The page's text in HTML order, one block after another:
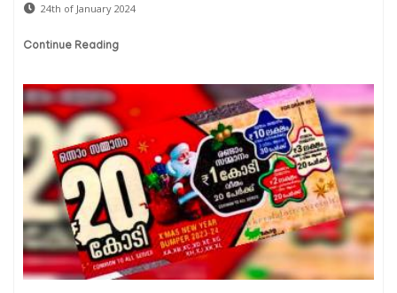
24th of January 2024
Continue Reading